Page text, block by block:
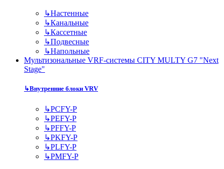
↳Настенные
↳Канальные
↳Кассетные
↳Подвесные
↳Напольные
Мультизональные VRF-системы CITY MULTY G7 "Next
Stage"
↳Внутренние блоки VRV
↳PCFY-P
↳PEFY-P
↳PFFY-P
↳PKFY-P
↳PLFY-P
↳PMFY-P